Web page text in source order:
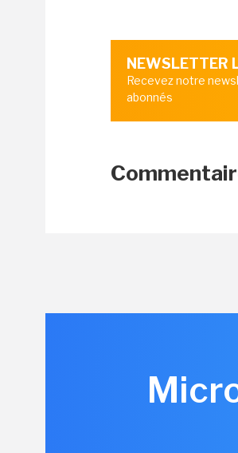
NEWSLETTER
Recevez notre
abonnés